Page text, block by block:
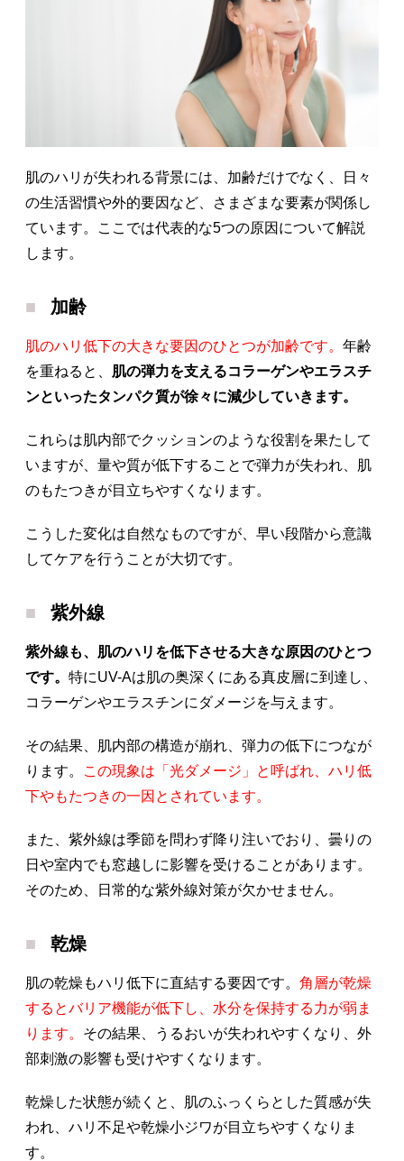
肌のハリが失われる背景には、加齢だけでなく、日々
の生活習慣や外的要因など、さまざまな要素が関係し
ています。ここでは代表的な5つの原因について解説
します。
加齢
肌のハリ低下の大きな要因のひとつが加齢です。 年齢
を重ねると、 肌の弾力を支えるコラーゲンやエラスチ
ンといったタンパク質が徐々に減少していきます。
これらは肌内部でクッションのような役割を果たして
いますが、量や質が低下することで弾力が失われ、肌
のもたつきが目立ちやすくなります。
こうした変化は自然なものですが、早い段階から意識
してケアを行うことが大切です。
紫外線
紫外線も、肌のハリを低下させる大きな原因のひとつ
です。 特にUV-Aは肌の奥深くにある真皮層に到達し、
コラーゲンやエラスチンにダメージを与えます。
その結果、肌内部の構造が崩れ、弾力の低下につなが
ります。
この現象は「光ダメージ」と呼ばれ、ハリ低
下やもたつきの一因とされています。
また、紫外線は季節を問わず降り注いでおり、曇りの
日や室内でも窓越しに影響を受けることがあります。
そのため、日常的な紫外線対策が欠かせません。
乾燥
肌の乾燥もハリ低下に直結する要因です。 角層が乾燥
するとバリア機能が低下し、水分を保持する力が弱ま
ります。 その結果、うるおいが失われやすくなり、外
部刺激の影響も受けやすくなります。
乾燥した状態が続くと、肌のふっくらとした質感が失
われ、ハリ不足や乾燥小ジワが目立ちやすくなりま
す。